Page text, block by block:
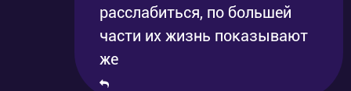
расслабиться, по большей
части их жизнь показывают
же